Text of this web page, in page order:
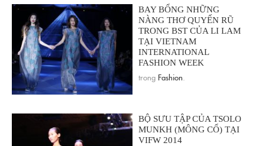
BAY BỔNG NHỮNG
NÀNG THƠ QUYẾN RŨ
TRONG BST CỦA LI LAM
TẠI VIETNAM
INTERNATIONAL
FASHION WEEK
trong Fashion
BỘ SƯU TẬP CỦA TSOLO
MUNKH (MÔNG CỔ) TẠI
VIFW 2014